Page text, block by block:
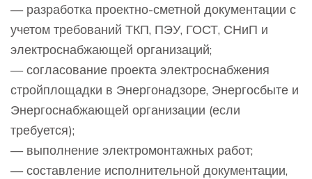
— разработка проектно-сметной документации с
учетом требований ТКП, ПЭУ, ГОСТ, СНиП и
электроснабжающей организаций;
— согласование проекта электроснабжения
стройплощадки в Энергонадзоре, Энергосбыте и
Энергоснабжающей организации (если
требуется);
— выполнение электромонтажных работ;
— составление исполнительной документации,